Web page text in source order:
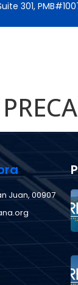
301,
Juan, 00907